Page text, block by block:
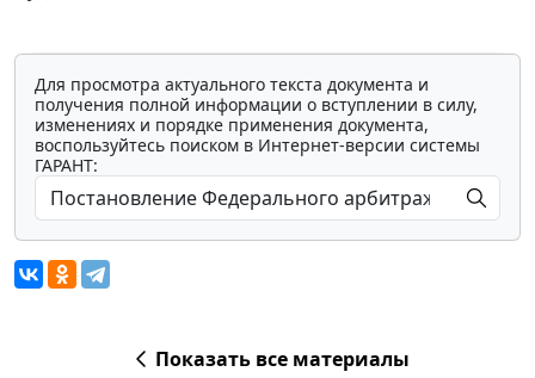
Для просмотра актуального текста документа и
получения полной информации о вступлении в силу,
изменениях и порядке применения документа,
воспользуйтесь поиском в Интернет-версии системы
ГАРАНТ:
Показать все материалы